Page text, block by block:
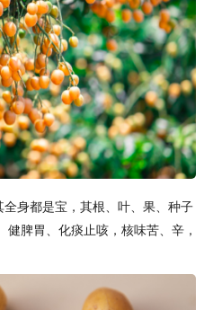
全身都是宝，其根、叶、果、种子
脾胃、化痰止咳，核味苦、辛，